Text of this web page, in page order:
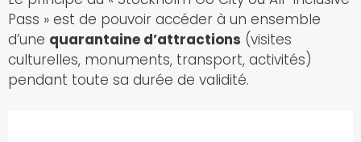
Pass » est de pouvoir accéder à un ensemble
d’une quarantaine d’attractions (visites
culturelles, monuments, transport, activités)
pendant toute sa durée de validité.